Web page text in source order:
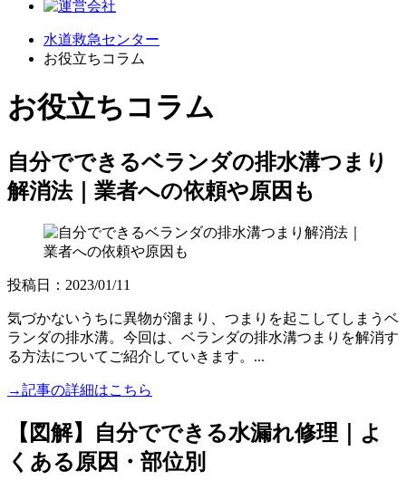
水道救急センター
お役立ちコラム
お役立ちコラム
自分でできるベランダの排水溝つまり
解消法｜業者への依頼や原因も
投稿日：2023/01/11
気づかないうちに異物が溜まり、つまりを起こしてしまうベ
ランダの排水溝。今回は、ベランダの排水溝つまりを解消す
る方法についてご紹介していきます。...
→記事の詳細はこちら
【図解】自分でできる水漏れ修理｜よ
くある原因・部位別